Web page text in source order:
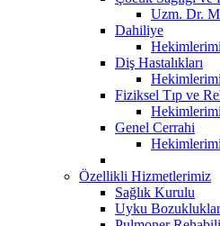
Uzm. Dr.
Dahiliye
Diş Hastalıkları
Fiziksel Tıp ve
Genel Cerrahi
Özellikli Hizmetlerimiz
Sağlık Kurulu
Uyku